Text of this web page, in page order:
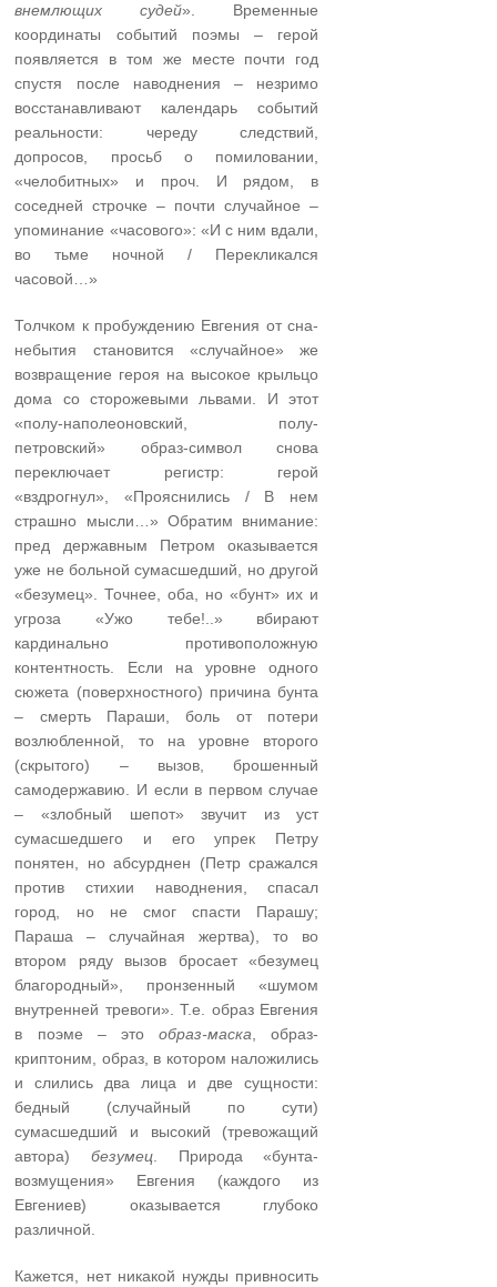
внемлющих судей». Временные
координаты событий поэмы – герой
появляется в том же месте почти год
спустя после наводнения – незримо
восстанавливают календарь событий
реальности: череду следствий,
допросов, просьб о помиловании,
«челобитных» и проч. И рядом, в
соседней строчке – почти случайное –
упоминание «часового»: «И с ним вдали,
во тьме ночной / Перекликался
часовой…»
Толчком к пробуждению Евгения от сна-
небытия становится «случайное» же
возвращение героя на высокое крыльцо
дома со сторожевыми львами. И этот
«полу-наполеоновский, полу-
петровский» образ-символ снова
переключает регистр: герой
«вздрогнул», «Прояснились / В нем
страшно мысли…» Обратим внимание:
пред державным Петром оказывается
уже не больной сумасшедший, но другой
«безумец». Точнее, оба, но «бунт» их и
угроза «Ужо тебе!..» вбирают
кардинально противоположную
контентность. Если на уровне одного
сюжета (поверхностного) причина бунта
– смерть Параши, боль от потери
возлюбленной, то на уровне второго
(скрытого) – вызов, брошенный
самодержавию. И если в первом случае
– «злобный шепот» звучит из уст
сумасшедшего и его упрек Петру
понятен, но абсурднен (Петр сражался
против стихии наводнения, спасал
город, но не смог спасти Парашу;
Параша – случайная жертва), то во
втором ряду вызов бросает «безумец
благородный», пронзенный «шумом
внутренней тревоги». Т.е. образ Евгения
в поэме – этообраз-маска, образ-
криптоним, образ, в котором наложились
и слились два лица и две сущности:
бедный (случайный по сути)
сумасшедший и высокий (тревожащий
автора)безумец. Природа «бунта-
возмущения» Евгения (каждого из
Евгениев) оказывается глубоко
различной.
Кажется, нет никакой нужды привносить